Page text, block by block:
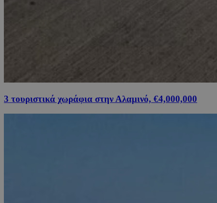
3 τουριστικά χωράφια στην Αλαμινό, €4,000,000